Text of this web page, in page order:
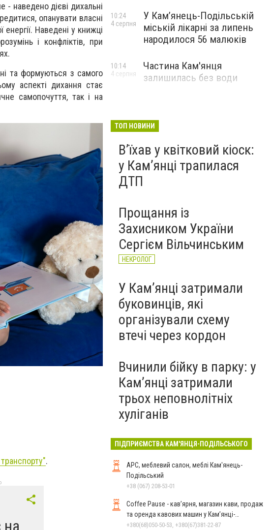
- наведено дієві дихальні
опанувати власні
енергії. Наведені у книжці
і конфліктів, при
та формуються з самого
аспекті дихання стає
самопочуття, так і на
.
на
У Кам’янець-Подільській
міській лікарні за липень
народилося 56 малюків
10:24
4 серпня
Частина Кам'янця
залишилась без води
10:14
4 серпня
ТОП НОВИНИ
Вʼїхав у квітковий кіоск:
у Камʼянці трапилася
ДТП
Прощання із
Захисником України
Сергієм Вільчинським
НЕКРОЛОГ
У Кам’янці затримали
буковинців, які
організували схему
втечі через кордон
Вчинили бійку в парку: у
Кам’янці затримали
трьох неповнолітніх
хуліганів
ПІДПРИЄМСТВА КАМ'ЯНЦЯ-ПОДІЛЬСЬКОГО
АРС, меблевий салон, меблі Кам'янець-
Подільський
+38 (067) 208-53-01
Coffee Pause - кав’ярня, магазин кави, продаж
та оренда кавових машин у Кам’янці-
Подільському
+380(68)050-50-53, +380(67)381-22-87